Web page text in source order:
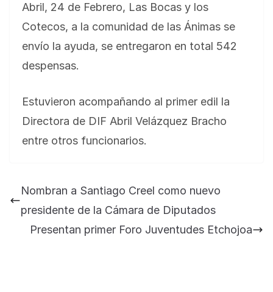
Abril, 24 de Febrero, Las Bocas y los
Cotecos, a la comunidad de las Ánimas se
envío la ayuda, se entregaron en total 542
despensas.
Estuvieron acompañando al primer edil la
Directora de DIF Abril Velázquez Bracho
entre otros funcionarios.
Nombran a Santiago Creel como nuevo
presidente de la Cámara de Diputados
Presentan primer Foro Juventudes Etchojoa
BLOG
Jose Felix Gomez Anduro rector de la UTE
de Sonora Dr. Alfonso Durazo se esperan
importantes anuncios en el tema de salud
para la Universidad y para el municipio